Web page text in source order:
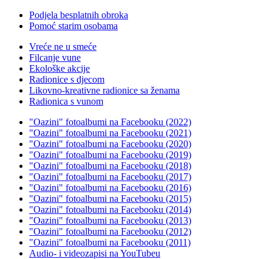
Podjela besplatnih obroka
Pomoć starim osobama
Vreće ne u smeće
Filcanje vune
Ekološke akcije
Radionice s djecom
Likovno-kreativne radionice sa ženama
Radionica s vunom
"Oazini" fotoalbumi na Facebooku (2022)
"Oazini" fotoalbumi na Facebooku (2021)
"Oazini" fotoalbumi na Facebooku (2020)
"Oazini" fotoalbumi na Facebooku (2019)
"Oazini" fotoalbumi na Facebooku (2018)
"Oazini" fotoalbumi na Facebooku (2017)
"Oazini" fotoalbumi na Facebooku (2016)
"Oazini" fotoalbumi na Facebooku (2015)
"Oazini" fotoalbumi na Facebooku (2014)
"Oazini" fotoalbumi na Facebooku (2013)
"Oazini" fotoalbumi na Facebooku (2012)
"Oazini" fotoalbumi na Facebooku (2011)
Audio- i videozapisi na YouTubeu